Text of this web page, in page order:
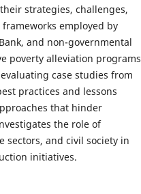
strategies, challenges,
employed by
and non-governmental
poverty alleviation programs
case studies from
practices and lessons
that hinder
the role of
sectors, and civil society in
initiatives.